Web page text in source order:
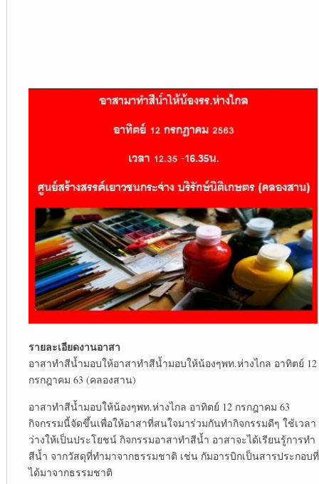
รายละเอียดงานอาสา
อาสาทำสีน้ำมอบให้อาสาทำสีน้ำมอบให้น้องๆพท.ห่างไกล อาทิตย์ 12
กรกฎาคม 63 (คลองสาน)
อาสาทำสีน้ำมอบให้น้องๆพท.ห่างไกล อาทิตย์ 12 กรกฎาคม 63
กิจกรรมนี้จัดขึ้นเพื่อให้อาสาที่สนใจมาร่วมกันทำกิจกรรมดีๆ ใช้เวลา
ว่างให้เป็นประโยชน์ กิจกรรมอาสาทำสีน้ำ อาสาจะได้เรียนรู้การทำ
สีน้ำ จากวัสดุที่ทำมาจากธรรมชาติ เช่น กัมอารบิกเป็นสารประกอบที่
ได้มาจากธรรมชาติ